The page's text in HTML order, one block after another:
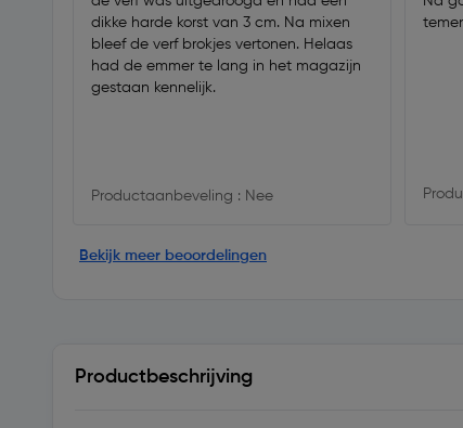
dikke harde korst van 3 cm. Na mixen
bleef de verf brokjes vertonen. Helaas
had de emmer te lang in het magazijn
gestaan kennelijk.
Productaanbeveling : Nee
Bekijk meer beoordelingen
Productbeschrijving